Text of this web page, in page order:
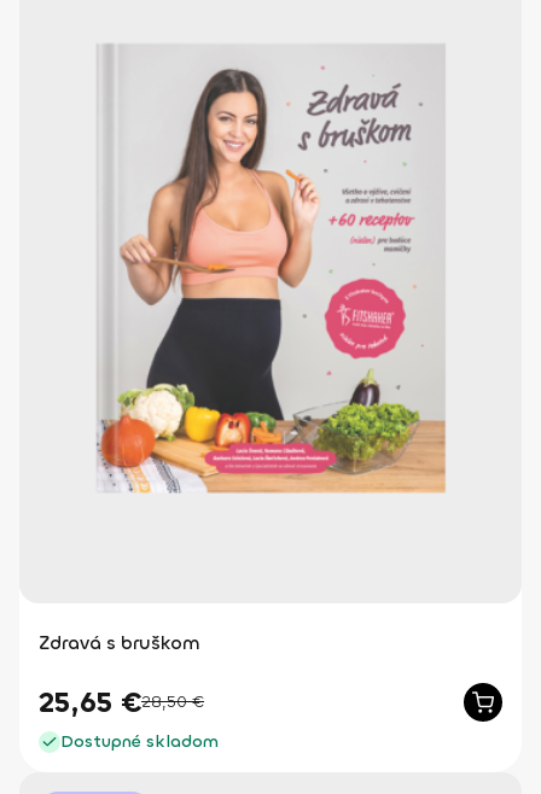
Zdravá s bruškom
25,65 €28,50€
Dostupné skladom